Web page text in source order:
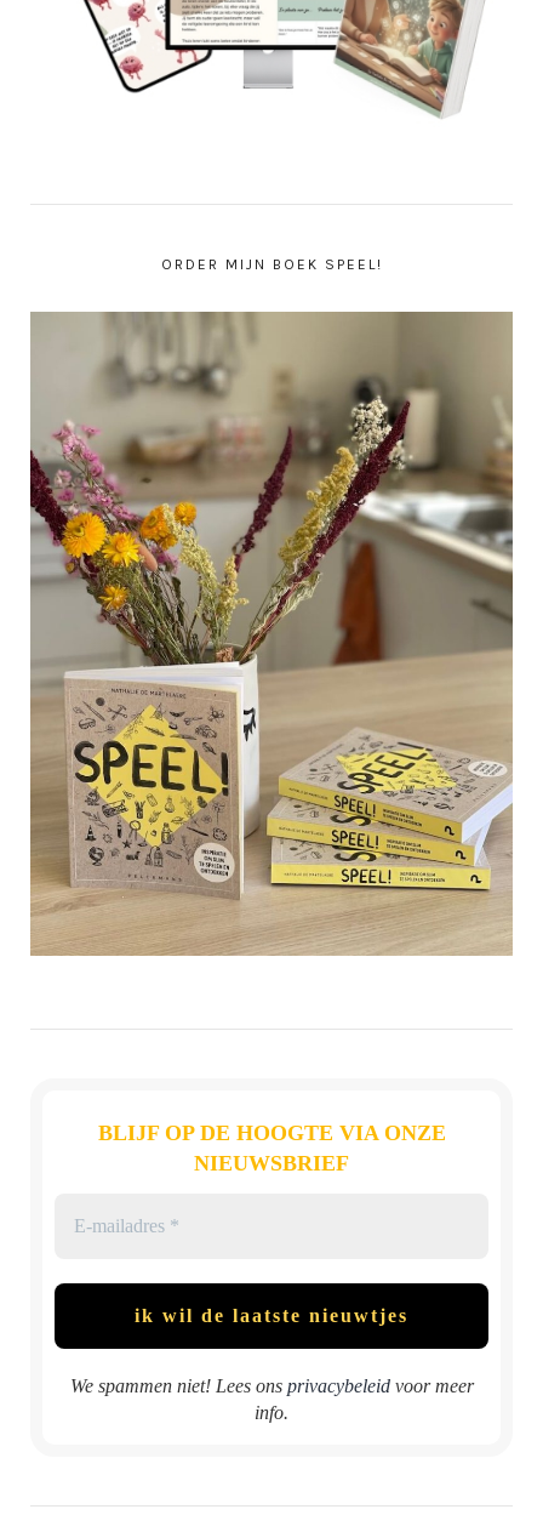
ORDER MIJN BOEK SPEEL!
BLIJF OP DE HOOGTE VIA ONZE
NIEUWSBRIEF
We spammen niet! Lees ons privacybeleidvoor meer
info.